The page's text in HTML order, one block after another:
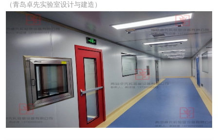
（青岛卓先实验室设计与建造）